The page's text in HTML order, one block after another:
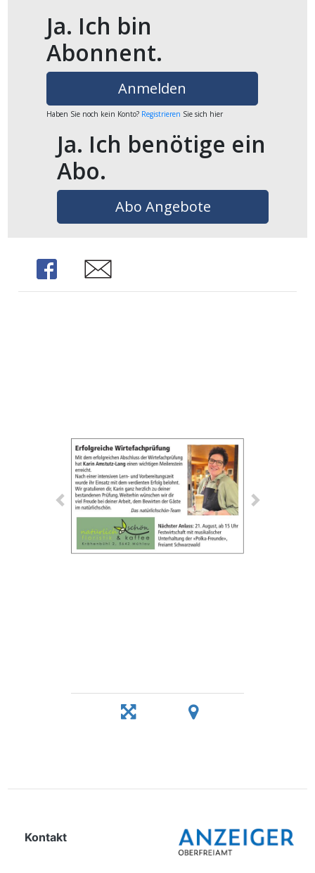
Ja. Ich bin
Abonnent.
Anmelden
Haben Sie noch kein Konto? Registrieren Sie sich hier
Ja. Ich benötige ein
Abo.
Abo Angebote
Share Share
Kontakt